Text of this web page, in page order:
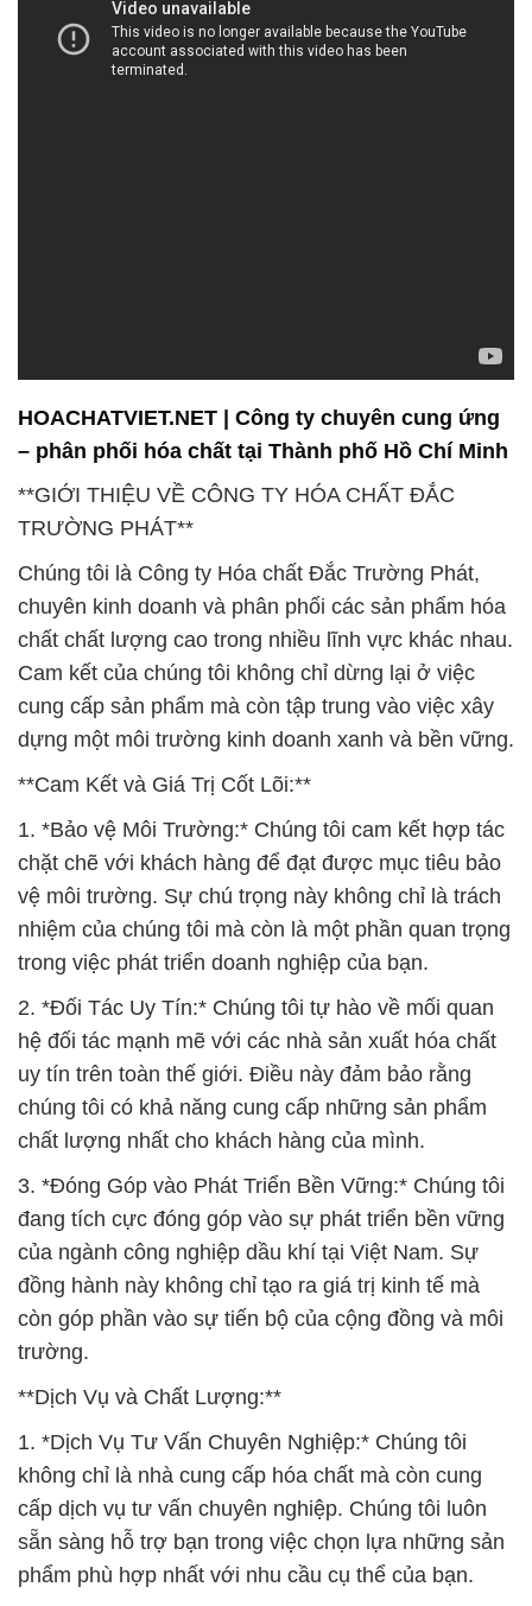
HOACHATVIET.NET | Công ty chuyên cung ứng
– phân phối hóa chất tại Thành phố Hồ Chí Minh
**GIỚI THIỆU VỀ CÔNG TY HÓA CHẤT ĐẮC
TRƯỜNG PHÁT**
Chúng tôi là Công ty Hóa chất Đắc Trường Phát,
chuyên kinh doanh và phân phối các sản phẩm hóa
chất chất lượng cao trong nhiều lĩnh vực khác nhau.
Cam kết của chúng tôi không chỉ dừng lại ở việc
cung cấp sản phẩm mà còn tập trung vào việc xây
dựng một môi trường kinh doanh xanh và bền vững.
**Cam Kết và Giá Trị Cốt Lõi:**
1. *Bảo vệ Môi Trường:* Chúng tôi cam kết hợp tác
chặt chẽ với khách hàng để đạt được mục tiêu bảo
vệ môi trường. Sự chú trọng này không chỉ là trách
nhiệm của chúng tôi mà còn là một phần quan trọng
trong việc phát triển doanh nghiệp của bạn.
2. *Đối Tác Uy Tín:* Chúng tôi tự hào về mối quan
hệ đối tác mạnh mẽ với các nhà sản xuất hóa chất
uy tín trên toàn thế giới. Điều này đảm bảo rằng
chúng tôi có khả năng cung cấp những sản phẩm
chất lượng nhất cho khách hàng của mình.
3. *Đóng Góp vào Phát Triển Bền Vững:* Chúng tôi
đang tích cực đóng góp vào sự phát triển bền vững
của ngành công nghiệp dầu khí tại Việt Nam. Sự
đồng hành này không chỉ tạo ra giá trị kinh tế mà
còn góp phần vào sự tiến bộ của cộng đồng và môi
trường.
**Dịch Vụ và Chất Lượng:**
1. *Dịch Vụ Tư Vấn Chuyên Nghiệp:* Chúng tôi
không chỉ là nhà cung cấp hóa chất mà còn cung
cấp dịch vụ tư vấn chuyên nghiệp. Chúng tôi luôn
sẵn sàng hỗ trợ bạn trong việc chọn lựa những sản
phẩm phù hợp nhất với nhu cầu cụ thể của bạn.